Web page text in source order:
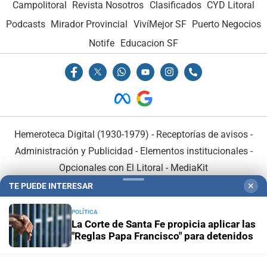
Campolitoral Revista Nosotros Clasificados CYD Litoral
Podcasts Mirador Provincial VivíMejor SF Puerto Negocios
Notife Educacion SF
Hemeroteca Digital (1930-1979) - Receptorías de avisos -
Administración y Publicidad - Elementos institucionales-
Opcionales con El Litoral - MediaKit
TE PUEDE INTERESAR ✕
POLÍTICA
La Corte de Santa Fe propicia aplicar las
"Reglas Papa Francisco" para detenidos